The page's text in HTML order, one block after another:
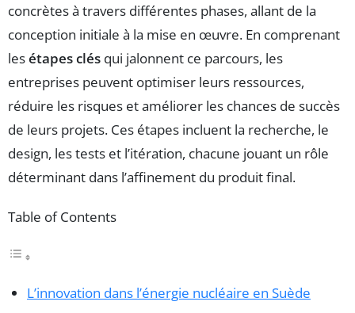
concrètes à travers différentes phases, allant de la
conception initiale à la mise en œuvre. En comprenant
lesétapes clés qui jalonnent ce parcours, les
entreprises peuvent optimiser leurs ressources,
réduire les risques et améliorer les chances de succès
de leurs projets. Ces étapes incluent la recherche, le
design, les tests et l’itération, chacune jouant un rôle
déterminant dans l’affinement du produit final.
Table of Contents
L’innovation dans l’énergie nucléaire en Suède